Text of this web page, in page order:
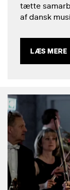
tætte
af dansk
LÆS MERE